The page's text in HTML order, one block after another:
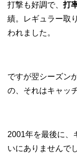
打撃も好調で、打
績。レギュラー取
われました。
ですが翌シーズン
の、それはキャッ
2001年を最後に、
いにありませんで